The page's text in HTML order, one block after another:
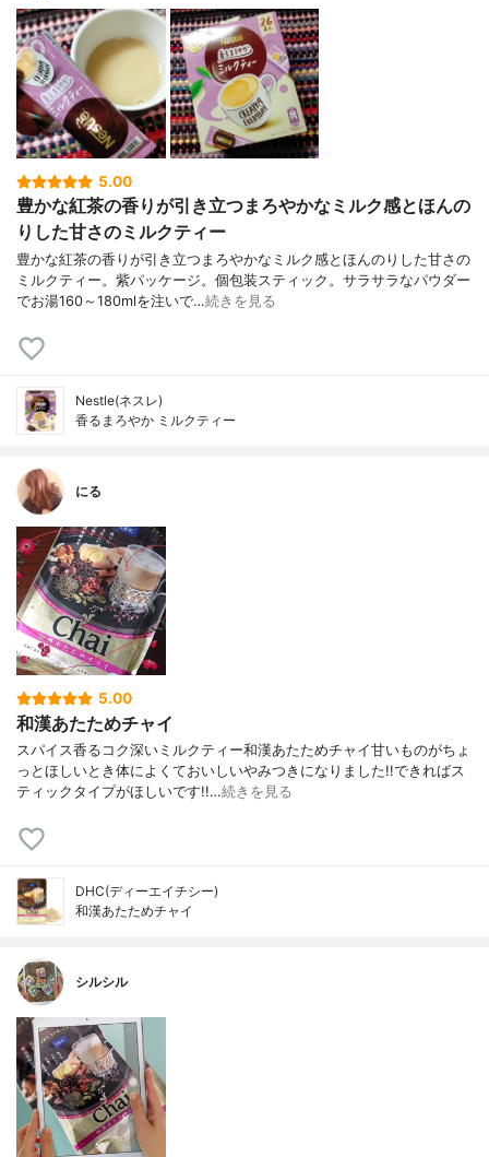
5.00
豊かな紅茶の香りが引き立つまろやかなミルク感とほんの
りした甘さのミルクティー
豊かな紅茶の香りが引き立つまろやかなミルク感とほんのりした甘さの
ミルクティー。紫パッケージ。個包装スティック。サラサラなパウダー
でお湯160～180mlを注いで…続きを見る
Nestle(ネスレ)
香るまろやか ミルクティー
にる
5.00
和漢あたためチャイ
スパイス香るコク深いミルクティー和漢あたためチャイ甘いものがちょ
っとほしいとき体によくておいしいやみつきになりました!!できればス
ティックタイプがほしいです!!…続きを見る
DHC(ディーエイチシー)
和漢あたためチャイ
シルシル